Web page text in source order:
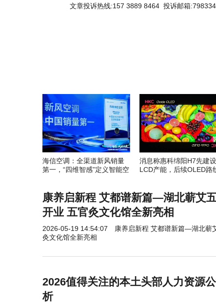
文章投诉热线:157 3889 8464 投诉邮箱
海信空调：全渠道新风销量
第一，“四维智感”定义智能空
消息称惠科绵阳H7先建设
LCD产能，后续OLED路
康养启新程 艾都谱新篇—湖北蕲艾
开业 五官灸文化馆全新亮相
2026-05-19 14:54:07
康养启新程 艾都谱新篇—湖北蕲
灸文化馆全新亮相
2026值得关注的本土头部人力资源
析